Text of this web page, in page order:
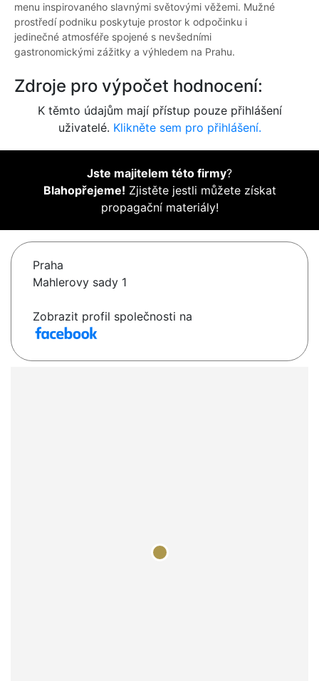
menu inspirovaného slavnými světovými věžemi. Mužné
prostředí podniku poskytuje prostor k odpočinku i
jedinečné atmosféře spojené s nevšedními
gastronomickými zážitky a výhledem na Prahu.
Zdroje pro výpočet hodnocení:
K těmto údajům mají přístup pouze přihlášení
uživatelé. Klikněte sem pro přihlášení.
Jste majitelem této firmy?
Blahopřejeme! Zjistěte jestli můžete získat
propagační materiály!
Praha
Mahlerovy sady 1
Zobrazit profil společnosti na